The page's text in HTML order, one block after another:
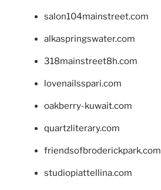
salon104mainstreet.com
alkaspringswater.com
318mainstreet8h.com
lovenailsspari.com
oakberry-kuwait.com
quartzliterary.com
friendsofbroderickpark.com
studiopiattellina.com